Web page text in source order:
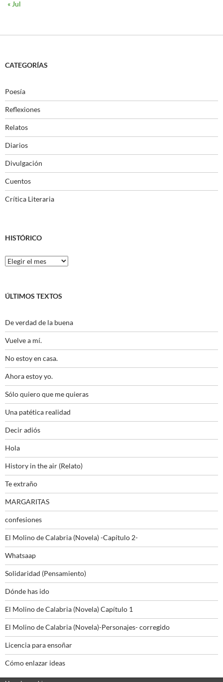
« Jul
CATEGORÍAS
Poesía
Reflexiones
Relatos
Diarios
Divulgación
Cuentos
Crítica Literaria
HISTÓRICO
Histórico
ÚLTIMOS TEXTOS
De verdad de la buena
Vuelve a mí.
No estoy en casa.
Ahora estoy yo.
Sólo quiero que me quieras
Una patética realidad
Decir adiós
Hola
History in the air (Relato)
Te extraño
MARGARITAS
confesiones
El Molino de Calabria (Novela) -Capítulo 2-
Whatsaap
Solidaridad (Pensamiento)
Dónde has ido
El Molino de Calabria (Novela) Capítulo 1
El Molino de Calabria (Novela)-Personajes- corregido
Licencia para ensoñar
Cómo enlazar ideas